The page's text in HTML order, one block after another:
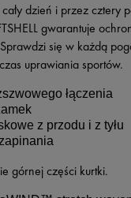
dzień i przez cztery
gwarantuje
się w każdą
uprawiania sportów.
łączenia
z przodu i z tyłu
górnej części kurtki.